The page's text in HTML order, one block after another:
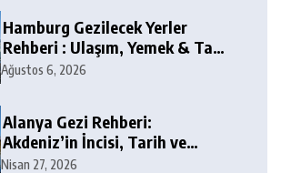
Hamburg Gezilecek Yerler
Rehberi : Ulaşım, Yemek & Tax
Free
Ağustos 6, 2026
Alanya Gezi Rehberi:
Akdeniz’in İncisi, Tarih ve
Doğa Harikaları
Nisan 27, 2026